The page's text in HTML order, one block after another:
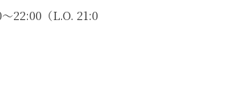
22:00（L.O. 21:0